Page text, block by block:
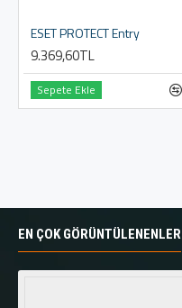
ESET PROTECT Entry
9.369,60TL
Sepete Ekle
EN ÇOK GÖRÜNTÜLENENLER